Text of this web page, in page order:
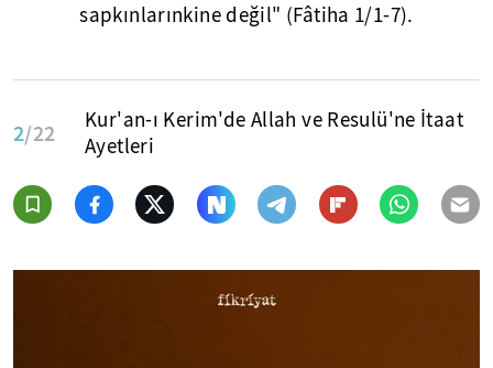
sapkınlarınkine değil" (Fâtiha 1/1-7).
2/22
Kur'an-ı Kerim'de Allah ve Resulü'ne İtaat
Ayetleri